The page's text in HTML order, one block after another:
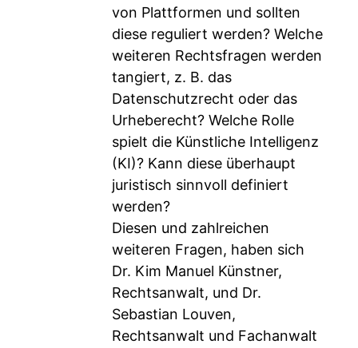
von Plattformen und sollten
diese reguliert werden? Welche
weiteren Rechtsfragen werden
tangiert, z. B. das
Datenschutzrecht oder das
Urheberecht? Welche Rolle
spielt die Künstliche Intelligenz
(KI)? Kann diese überhaupt
juristisch sinnvoll definiert
werden?
Diesen und zahlreichen
weiteren Fragen, haben sich
Dr. Kim Manuel Künstner,
Rechtsanwalt, und Dr.
Sebastian Louven,
Rechtsanwalt und Fachanwalt